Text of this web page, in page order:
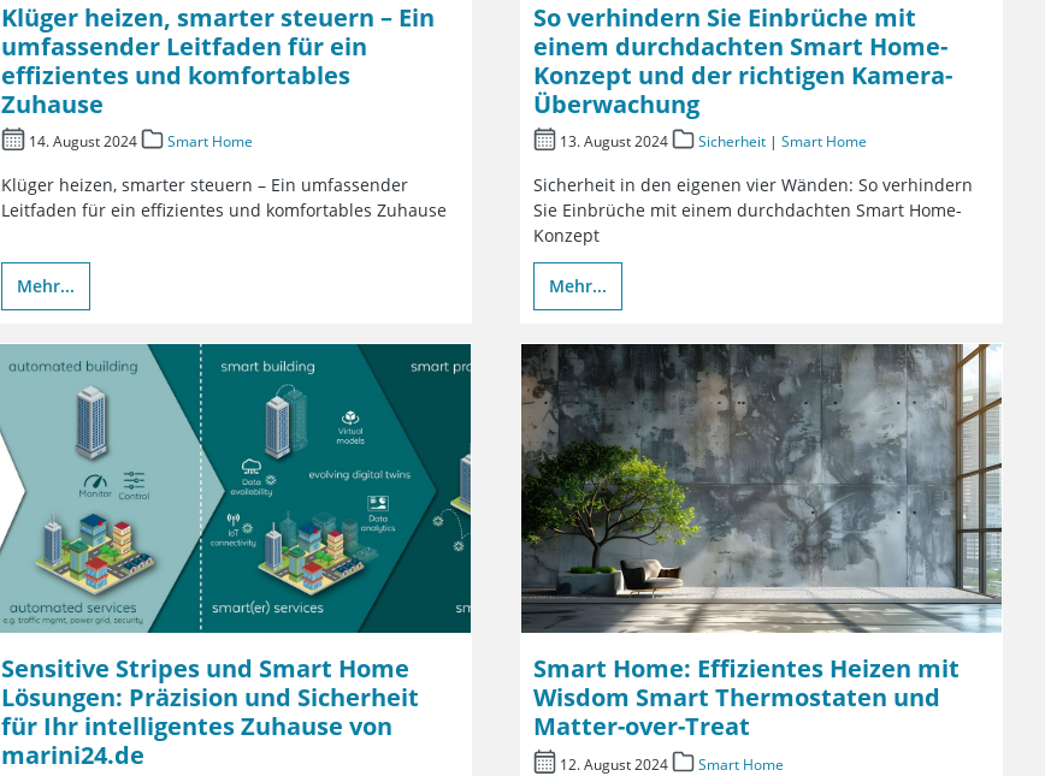
Klüger heizen, smarter steuern – Ein
umfassender Leitfaden für ein
effizientes und komfortables
Zuhause
14. August 2024 Smart Home
Klüger heizen, smarter steuern – Ein umfassender
Leitfaden für ein effizientes und komfortables Zuhause
Mehr...
So verhindern Sie Einbrüche mit
einem durchdachten Smart Home-
Konzept und der richtigen Kamera-
Überwachung
13. August 2024 Sicherheit |Smart Home
Sicherheit in den eigenen vier Wänden: So verhindern
Sie Einbrüche mit einem durchdachten Smart Home-
Konzept
Mehr...
Sensitive Stripes und Smart Home
Lösungen: Präzision und Sicherheit
für Ihr intelligentes Zuhause von
marini24.de
Smart Home: Effizientes Heizen mit
Wisdom Smart Thermostaten und
Matter-over-Treat
12. August 2024 Smart Home